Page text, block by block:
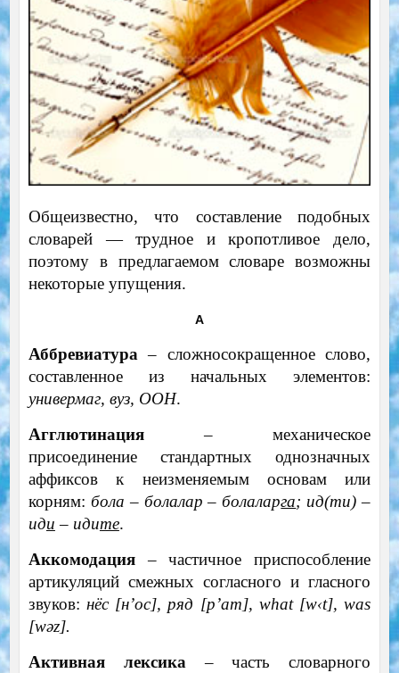
Общеизвестно, что составление подобных
словарей — трудное и кропотливое дело,
поэтому в предлагаемом словаре возможны
некоторые упущения.
А
Аббревиатура – сложносокращенное слово,
составленное из начальных элементов:
универмаг, вуз, ООН.
Агглютинация– механическое
присоединение стандартных однозначных
аффиксов к неизменяемым основам или
корням: бола – болалар – болаларга; ид(ти) –
иди – идите.
Аккомодация– частичное приспособление
артикуляций смежных согласного и гласного
звуков:нёс [н’ос], ряд [р’ат], what[w‹t],was
[wəz].
Активная лексика– часть словарного